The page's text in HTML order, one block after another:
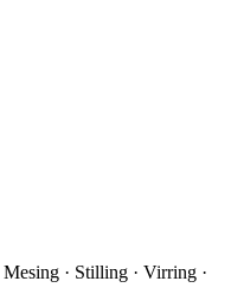
· Stilling · Virring ·